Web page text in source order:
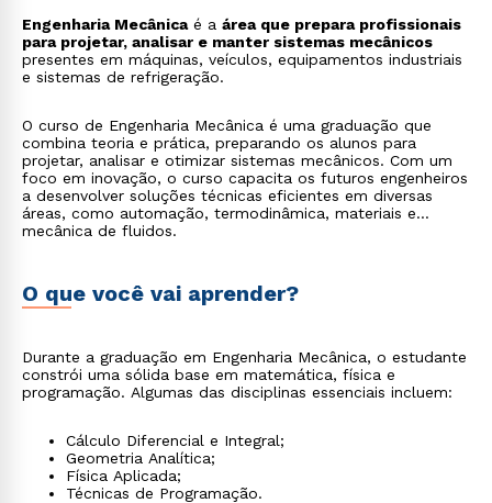
Engenharia Mecânicaé a área que prepara profissionais
para projetar, analisar e manter sistemas mecânicos
presentes em máquinas, veículos, equipamentos industriais
e sistemas de refrigeração.
O curso de Engenharia Mecânica é uma graduação que
combina teoria e prática, preparando os alunos para
projetar, analisar e otimizar sistemas mecânicos. Com um
foco em inovação, o curso capacita os futuros engenheiros
a desenvolver soluções técnicas eficientes em diversas
áreas, como automação, termodinâmica, materiais e
mecânica de fluidos.
O que você vai aprender?
Durante a graduação em Engenharia Mecânica, o estudante
constrói uma sólida base em matemática, física e
programação. Algumas das disciplinas essenciais incluem:
Cálculo Diferencial e Integral;
Geometria Analítica;
Física Aplicada;
Técnicas de Programação.